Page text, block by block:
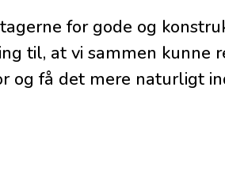
for gode og
til, at vi sammen
og få det mere naturligt